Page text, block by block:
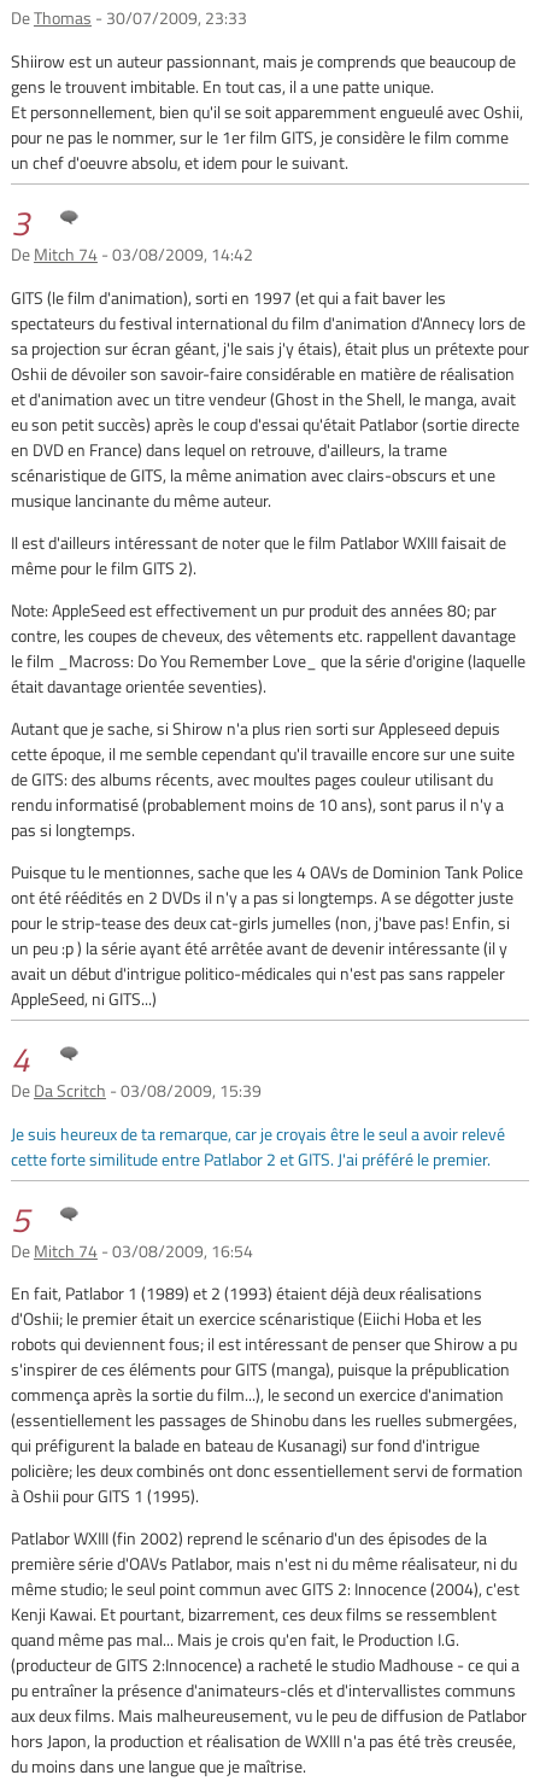
DeThomas - 30/07/2009, 23:33
Shiirow est un auteur passionnant, mais je comprends que beaucoup de
gens le trouvent imbitable. En tout cas, il a une patte unique.
Et personnellement, bien qu'il se soit apparemment engueulé avec Oshii,
pour ne pas le nommer, sur le 1er film GITS, je considère le film comme
un chef d'oeuvre absolu, et idem pour le suivant.
3
DeMitch 74- 03/08/2009, 14:42
GITS (le film d'animation), sorti en 1997 (et qui a fait baver les
spectateurs du festival international du film d'animation d'Annecy lors de
sa projection sur écran géant, j'le sais j'y étais), était plus un prétexte pour
Oshii de dévoiler son savoir-faire considérable en matière de réalisation
et d'animation avec un titre vendeur (Ghost in the Shell, le manga, avait
eu son petit succès) après le coup d'essai qu'était Patlabor (sortie directe
en DVD en France) dans lequel on retrouve, d'ailleurs, la trame
scénaristique de GITS, la même animation avec clairs-obscurs et une
musique lancinante du même auteur.
Il est d'ailleurs intéressant de noter que le film Patlabor WXIII faisait de
même pour le film GITS 2).
Note: AppleSeed est effectivement un pur produit des années 80; par
contre, les coupes de cheveux, des vêtements etc. rappellent davantage
le film _Macross: Do You Remember Love_ que la série d'origine (laquelle
était davantage orientée seventies).
Autant que je sache, si Shirow n'a plus rien sorti sur Appleseed depuis
cette époque, il me semble cependant qu'il travaille encore sur une suite
de GITS: des albums récents, avec moultes pages couleur utilisant du
rendu informatisé (probablement moins de 10 ans), sont parus il n'y a
pas si longtemps.
Puisque tu le mentionnes, sache que les 4 OAVs de Dominion Tank Police
ont été réédités en 2 DVDs il n'y a pas si longtemps. A se dégotter juste
pour le strip-tease des deux cat-girls jumelles (non, j'bave pas! Enfin, si
un peu :p ) la série ayant été arrêtée avant de devenir intéressante (il y
avait un début d'intrigue politico-médicales qui n'est pas sans rappeler
AppleSeed, ni GITS...)
4
DeDa Scritch - 03/08/2009, 15:39
Je suis heureux de ta remarque, car je croyais être le seul a avoir relevé
cette forte similitude entre Patlabor 2 et GITS. J'ai préféré le premier.
5
DeMitch 74- 03/08/2009, 16:54
En fait, Patlabor 1 (1989) et 2 (1993) étaient déjà deux réalisations
d'Oshii; le premier était un exercice scénaristique (Eiichi Hoba et les
robots qui deviennent fous; il est intéressant de penser que Shirow a pu
s'inspirer de ces éléments pour GITS (manga), puisque la prépublication
commença après la sortie du film...), le second un exercice d'animation
(essentiellement les passages de Shinobu dans les ruelles submergées,
qui préfigurent la balade en bateau de Kusanagi) sur fond d'intrigue
policière; les deux combinés ont donc essentiellement servi de formation
à Oshii pour GITS 1 (1995).
Patlabor WXIII (fin 2002) reprend le scénario d'un des épisodes de la
première série d'OAVs Patlabor, mais n'est ni du même réalisateur, ni du
même studio; le seul point commun avec GITS 2: Innocence (2004), c'est
Kenji Kawai. Et pourtant, bizarrement, ces deux films se ressemblent
quand même pas mal... Mais je crois qu'en fait, le Production I.G.
(producteur de GITS 2:Innocence) a racheté le studio Madhouse - ce qui a
pu entraîner la présence d'animateurs-clés et d'intervallistes communs
aux deux films. Mais malheureusement, vu le peu de diffusion de Patlabor
hors Japon, la production et réalisation de WXIII n'a pas été très creusée,
du moins dans une langue que je maîtrise.